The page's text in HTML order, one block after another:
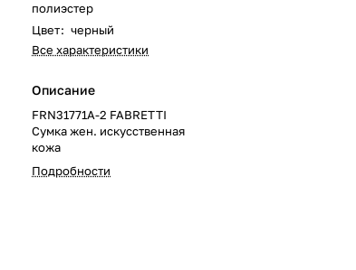
полиэстер
Цвет: черный
Все характеристики
Описание
FRN31771A-2 FABRETTI
Сумка жен. искусcтвенная
кожа
Подробности